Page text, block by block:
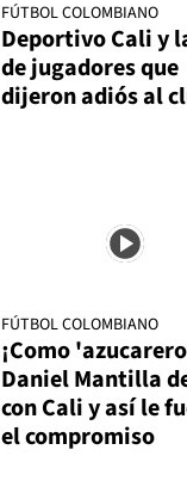
FÚTBOL COLOMBIANO
Deportivo Cali y
de jugadores que
dijeron adiós al
FÚTBOL COLOMBIANO
¡Como
Daniel Mantilla
con Cali y así le
el compromiso